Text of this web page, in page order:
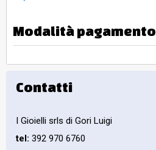
Modalità pagamento
Contatti
I Gioielli srls di Gori Luigi
tel: 392 970 6760